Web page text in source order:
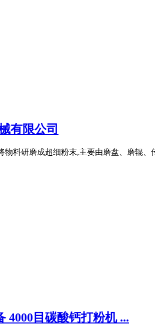
有限公司
料研磨成超细粉末,主要由磨盘、磨辊
4000目碳酸钙打粉机 ...